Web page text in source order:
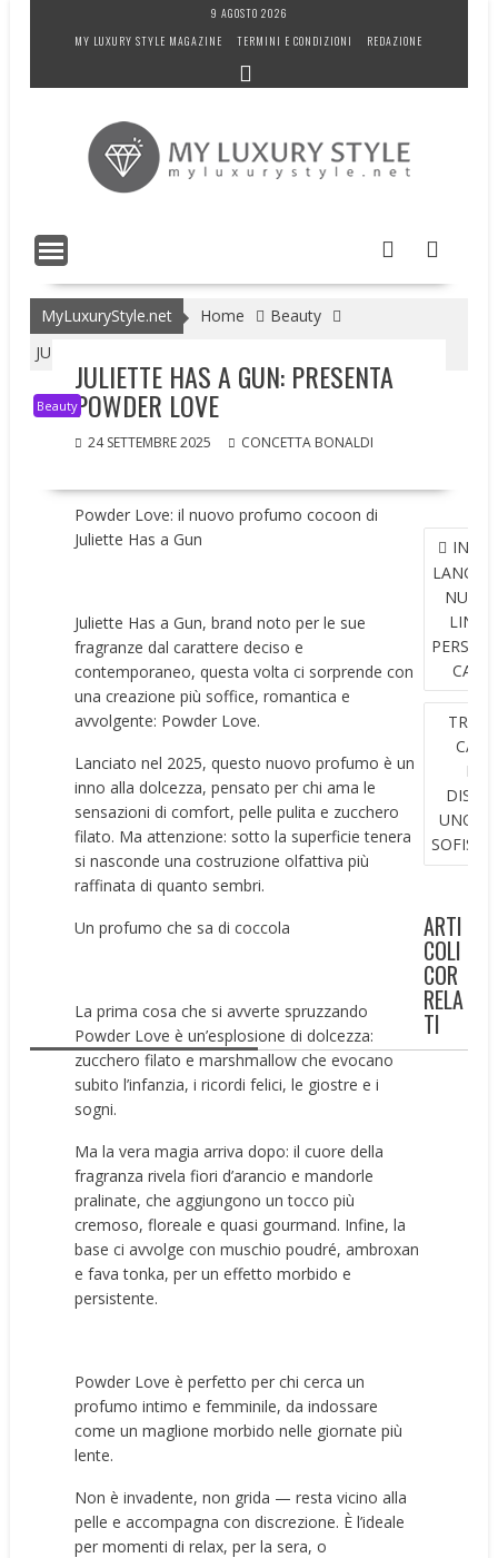
9 AGOSTO 2026
MY LUXURY STYLE MAGAZINE
TERMINI E CONDIZIONI REDAZIONE
MyLuxuryStyle.net Home
Beauty
JULIETTE HAS A GUN: PRESENTA POWDER LOVE
Beauty
JULIETTE HAS A GUN: PRESENTA
POWDER LOVE
24 SETTEMBRE 2025 CONCETTA BONALDI
Powder Love: il nuovo profumo cocoon di
Juliette Has a Gun
Juliette Has a Gun, brand noto per le sue
fragranze dal carattere deciso e
contemporaneo, questa volta ci sorprende con
una creazione più soffice, romantica e
avvolgente: Powder Love.
Lanciato nel 2025, questo nuovo profumo è un
inno alla dolcezza, pensato per chi ama le
sensazioni di comfort, pelle pulita e zucchero
filato. Ma attenzione: sotto la superficie tenera
si nasconde una costruzione olfattiva più
raffinata di quanto sembri.
Un profumo che sa di coccola
La prima cosa che si avverte spruzzando
Powder Love è un’esplosione di dolcezza:
zucchero filato e marshmallow che evocano
subito l’infanzia, i ricordi felici, le giostre e i
sogni.
Ma la vera magia arriva dopo: il cuore della
fragranza rivela fiori d’arancio e mandorle
pralinate, che aggiungono un tocco più
cremoso, floreale e quasi gourmand. Infine, la
base ci avvolge con muschio poudré, ambroxan
e fava tonka, per un effetto morbido e
persistente.
Powder Love è perfetto per chi cerca un
profumo intimo e femminile, da indossare
come un maglione morbido nelle giornate più
lente.
Non è invadente, non grida — resta vicino alla
pelle e accompagna con discrezione. È l’ideale
per momenti di relax, per la sera, o
ARTICOLI
LANCIA
NUOVA
LINEA
CARE
UNO
ARTI
COLI
COR
RELA
TI